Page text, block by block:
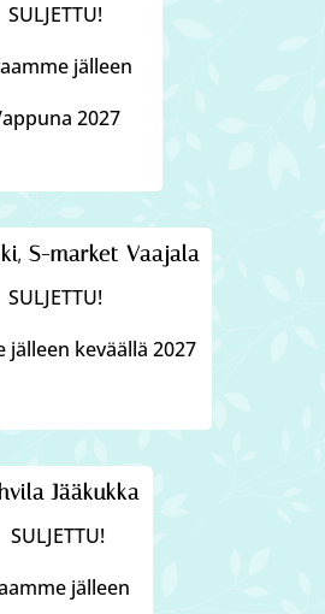
SULJETTU!
jälleen
2027
S-market Vaajala
SULJETTU!
jälleen keväällä 2027
Jääkukka
SULJETTU!
jälleen